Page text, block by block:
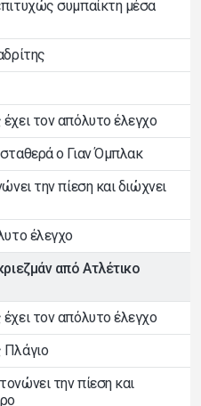
συμπαίκτη μέσα
τον απόλυτο έλεγχο
ο Γιαν Όμπλακ
την πίεση και διώχνει
έλεγχο
από Ατλέτικο
τον απόλυτο έλεγχο
Πλάγιο
την πίεση και